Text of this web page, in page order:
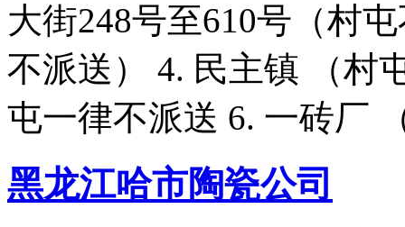
大街248号至610号（村
不派送） 4. 民主镇 （村
屯一律不派送 6. 一砖厂
黑龙江哈市陶瓷公司